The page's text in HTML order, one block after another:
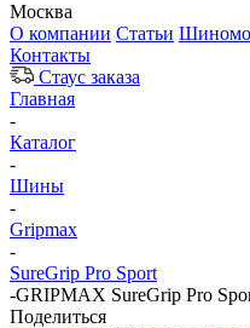
Москва
О компании Статьи
Контакты
Стаус заказа
Главная
-
Каталог
-
Шины
-
Gripmax
-
SureGrip Pro Sport
-GRIPMAX SureGrip Pro
Поделиться